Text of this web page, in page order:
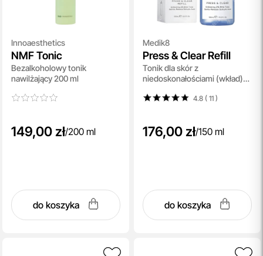
Innoaesthetics
NMF Tonic
Bezalkoholowy tonik
nawilżający 200 ml
149,00 zł/200 ml
do koszyka
Medik8
Press & Clear Refill
Tonik dla skór z
niedoskonałościami (wkład)
4.8 ( 11)
176,00 zł/150 ml
do koszyka